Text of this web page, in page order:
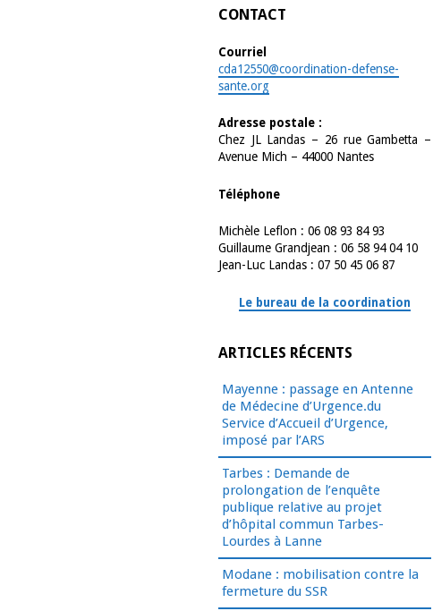
CONTACT
Courriel
cda12550@coordination-defense-
sante.org
Adresse postale :
Chez JL Landas – 26 rue Gambetta –
Avenue Mich – 44000 Nantes
Téléphone
Michèle Leflon : 06 08 93 84 93
Guillaume Grandjean : 06 58 94 04 10
Jean-Luc Landas : 07 50 45 06 87
Le bureau de la coordination
ARTICLES RÉCENTS
Mayenne : passage en Antenne
de Médecine d’Urgence.du
Service d’Accueil d’Urgence,
imposé par l’ARS
Tarbes : Demande de
prolongation de l’enquête
publique relative au projet
d’hôpital commun Tarbes-
Lourdes à Lanne
Modane : mobilisation contre la
fermeture du SSR